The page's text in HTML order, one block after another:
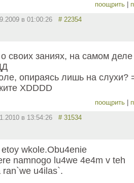
поощрить
в 01:00:26 # 22354
о своих заниях, на самом деле
опираясь лишь на слухи?
XDDDD
поощрить
в 13:54:26 # 31534
wkole.Obu4enie
namnogo lu4we 4e4m v teh
u4ilas`.